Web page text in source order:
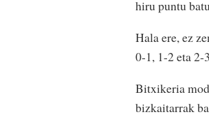
hiru puntu
Hala ere, ez
0-1, 1-2 eta 2-
Bitxikeria
bizkaitarrak